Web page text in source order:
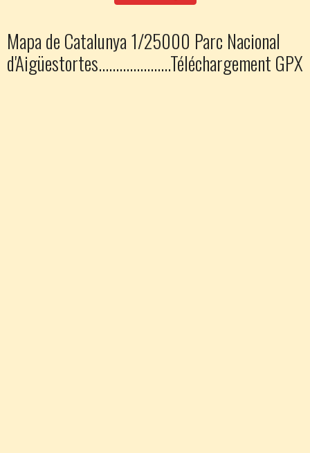
Mapa de Catalunya 1/25000 Parc Nacional
d'Aigüestortes.....................Téléchargement GPX